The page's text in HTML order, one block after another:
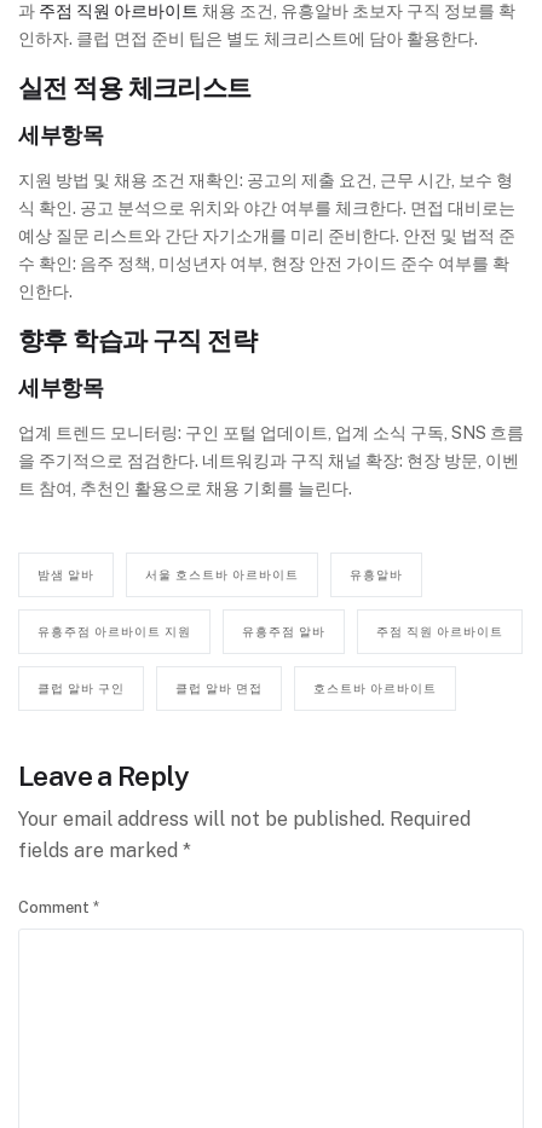
과 주점 직원 아르바이트 채용 조건, 유흥알바 초보자 구직 정보를 확
인하자. 클럽 면접 준비 팁은 별도 체크리스트에 담아 활용한다.
실전 적용 체크리스트
세부항목
지원 방법 및 채용 조건 재확인: 공고의 제출 요건, 근무 시간, 보수 형
식 확인. 공고 분석으로 위치와 야간 여부를 체크한다. 면접 대비로는
예상 질문 리스트와 간단 자기소개를 미리 준비한다. 안전 및 법적 준
수 확인: 음주 정책, 미성년자 여부, 현장 안전 가이드 준수 여부를 확
인한다.
향후 학습과 구직 전략
세부항목
업계 트렌드 모니터링: 구인 포털 업데이트, 업계 소식 구독, SNS 흐름
을 주기적으로 점검한다. 네트워킹과 구직 채널 확장: 현장 방문, 이벤
트 참여, 추천인 활용으로 채용 기회를 늘린다.
밤샘 알바 서울 호스트바 아르바이트 유흥알바
유흥주점 아르바이트 지원 유흥주점 알바 주점 직원 아르바이트
클럽 알바 구인 클럽 알바 면접 호스트바 아르바이트
Leave a Reply
Your email address will not be published. Required
fields are marked *
Comment *